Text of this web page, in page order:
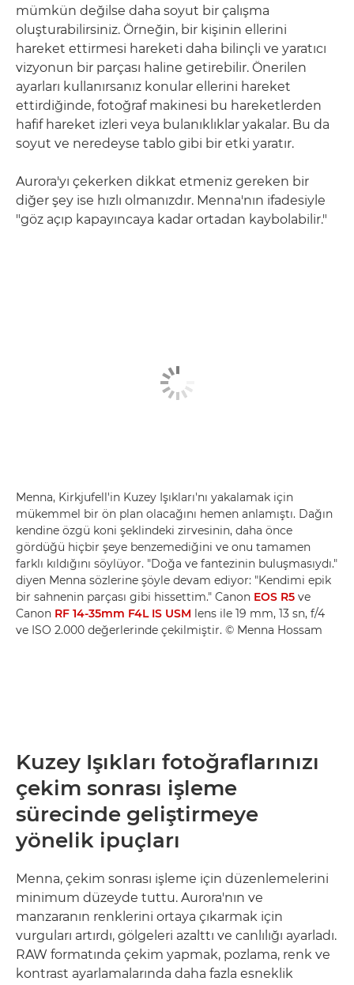
mümkün değilse daha soyut bir çalışma
oluşturabilirsiniz. Örneğin, bir kişinin ellerini
hareket ettirmesi hareketi daha bilinçli ve yaratıcı
vizyonun bir parçası haline getirebilir. Önerilen
ayarları kullanırsanız konular ellerini hareket
ettirdiğinde, fotoğraf makinesi bu hareketlerden
hafif hareket izleri veya bulanıklıklar yakalar. Bu da
soyut ve neredeyse tablo gibi bir etki yaratır.
Aurora'yı çekerken dikkat etmeniz gereken bir
diğer şey ise hızlı olmanızdır. Menna'nın ifadesiyle
"göz açıp kapayıncaya kadar ortadan kaybolabilir."
Menna, Kirkjufell'in Kuzey Işıkları'nı yakalamak için
mükemmel bir ön plan olacağını hemen anlamıştı. Dağın
kendine özgü koni şeklindeki zirvesinin, daha önce
gördüğü hiçbir şeye benzemediğini ve onu tamamen
farklı kıldığını söylüyor. "Doğa ve fantezinin buluşmasıydı."
diyen Menna sözlerine şöyle devam ediyor: "Kendimi epik
bir sahnenin parçası gibi hissettim." Canon EOS R5 ve
Canon RF 14-35mm F4L IS USM lens ile 19 mm, 13 sn, f/4
ve ISO 2.000 değerlerinde çekilmiştir. © Menna Hossam
Kuzey Işıkları fotoğraflarınızı
çekim sonrası işleme
sürecinde geliştirmeye
yönelik ipuçları
Menna, çekim sonrası işleme için düzenlemelerini
minimum düzeyde tuttu. Aurora'nın ve
manzaranın renklerini ortaya çıkarmak için
vurguları artırdı, gölgeleri azalttı ve canlılığı ayarladı.
RAW formatında çekim yapmak, pozlama, renk ve
kontrast ayarlamalarında daha fazla esneklik